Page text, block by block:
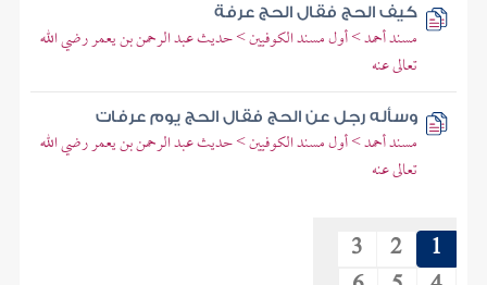
كيف الحج فقال الحج عرفة
مسند أحمد > أول مسند الكوفيين > حديث عبد الرحمن بن يعمر رضي الله
تعالى عنه
وسأله رجل عن الحج فقال الحج يوم عرفات
مسند أحمد > أول مسند الكوفيين > حديث عبد الرحمن بن يعمر رضي الله
تعالى عنه
1
2
3